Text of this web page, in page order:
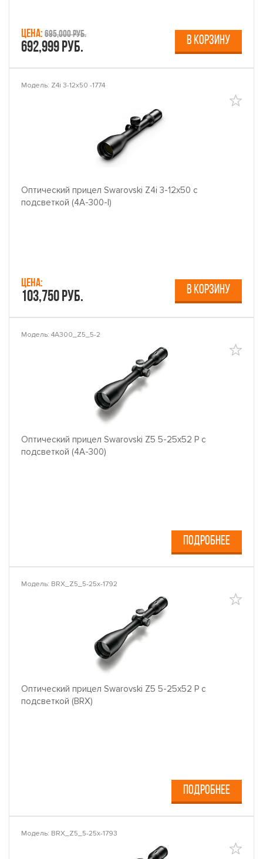
Цена: 695,000 руб.
692,999 руб. В КОРЗИНУ
Модель: Z4i 3-12x50 -1774
Оптический прицел Swarovski Z4i 3-12x50 с
подсветкой (4A-300-I)
Цена:
103,750 руб. В КОРЗИНУ
Модель: 4A300_Z5_5-2
Оптический прицел Swarovski Z5 5-25x52 P с
подсветкой (4A-300)
ПОДРОБНЕЕ
Модель: BRX_Z5_5-25x-1792
Оптический прицел Swarovski Z5 5-25x52 P с
подсветкой (BRX)
ПОДРОБНЕЕ
Модель: BRX_Z5_5-25x-1793